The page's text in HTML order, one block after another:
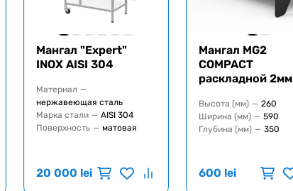
Mангал "Expert"
INOX AISI 304
Материал —
нержавеющая сталь
Марка стали — AISI 304
Поверхность — матовая
20 000 lei
Мангал MG2
COMPACT
раскладной 2мм
Высота (мм) — 260
Ширина (мм) — 590
Глубина (мм) — 350
600 lei